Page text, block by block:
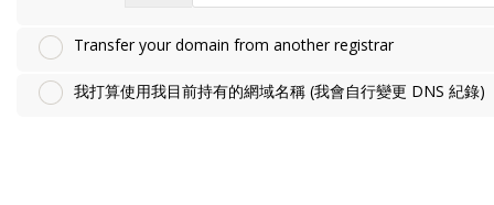
Transfer your domain from another registrar
我打算使用我目前持有的網域名稱 (我會自行變更 DNS 紀錄)